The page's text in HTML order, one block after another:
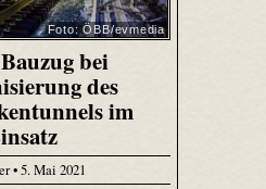
Foto: ÖBB/evmedia
bei
des
im
• 5. Mai 2021